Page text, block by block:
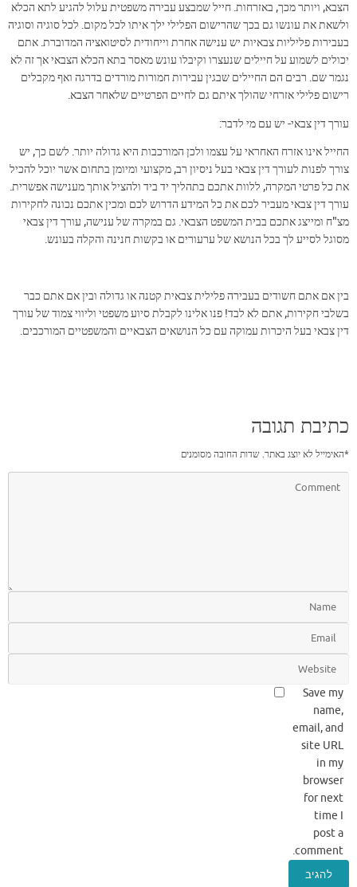
הצבא, ויותר מכך, באזרחות. חייל שמבצע עבירה משפטית עלול להגיע לתא הכלא
ולשאת את עונשו גם בכך שהרישום הפלילי ילך איתו לכל מקום. לכל סוגיה וסוגיה
בעבירות פליליות צבאיות יש ענישה אחרת וייחודית לסיטואציה המדוברת. אתם
יכולים לשמוע על חיילים שנעצרו וקיבלו עונש מאסר בתא הכלא הצבאי אך זה לא
נגמר שם. רבים הם החיילים שבגין עבירות חמורות מורדים בדרגה ואף מקבלים
רישום פלילי אזרחי שהולך איתם גם לחיים הפרטיים שלאחר הצבא.
עורך דין צבאי- יש עם מי לדבר:
החייל אינו אזרח האחראי על עצמו ולכן המורכבות היא גדולה יותר. לשם כך, יש
צורך לפנות לעורך דין צבאי בעל ניסיון רב, מקצועי ומיומן בתחום אשר יוכל להכיל
את כל פרטי המקרה, ללוות אתכם בתהליך יד ביד ולהציל אותך מענישה אפשרית.
עורך דין צבאי מעביר לכם את כל המידע הדרוש לכם ומכין אתכם נכונה לחקירות
מצ"ח ומייצג אתכם בבית המשפט הצבאי. גם במקרה של ענישה, עורך דין צבאי
מסוגל לסייע לך בכל הנושא של ערעורים או בקשות חנינה והקלה בעונש.
בין אם אתם חשודים בעבירה פלילית צבאית קטנה או גדולה ובין אם אתם כבר
בשלבי חקירות, אתם לא לבד! פנו אלינו לקבלת סיוע משפטי וליווי צמוד של עורך
דין צבאי בעל היכרות עמוקה עם כל הנושאים הצבאיים והמשפטיים המורכבים.
כתיבת תגובה
האימייל לא יוצג באתר.שדות החובה מסומנים *
Save my
name,
email, and
site URL
in my
browser
for next
time I
post a
comment.